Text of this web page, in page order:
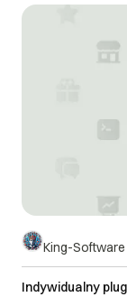
King-
Indywidualny